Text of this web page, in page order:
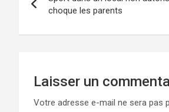
de
l’article
choque les parents
Laisser un
Votre adresse e-mail ne sera pas